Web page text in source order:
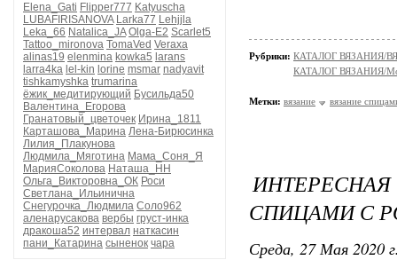
Elena_Gati Flipper777 Katyuscha
LUBAFIRISANOVA Larka77 Lehjjla
Leka_66 Natalica_JA Olga-E2 Scarlet5
Tattoo_mironova TomaVed Veraxa
alinas19 elenmina kowka5 larans
larra4ka lel-kin lorine msmar nadyavit
tishkamyshka trumarina
ёжик_медитирующий Бусильда50
Валентина_Егорова
Гранатовый_цветочек Ирина_1811
Карташова_Марина Лена-Бирюсинка
Лилия_Плакунова
Людмила_Мяготина Мама_Соня_Я
МарияСоколова Наташа_НН
Ольга_Викторовна_ОК Роси
Светлана_Ильинична
Снегурочка_Людмила Соло962
аленарусакова вербы груст-инка
дракоша52 интервал наткасин
пани_Катарина сыненок чара
Рубрики: КАТАЛОГ ВЯЗАНИЯ/
КАТАЛОГ ВЯЗАНИЯ/
Метки: вязание вязание
СПИЦАМИ С
Среда, 27 Мая 2020